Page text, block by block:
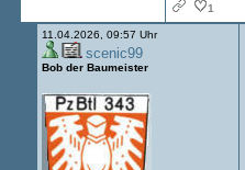
1
11.04.2026, 09:57 Uhr
scenic99
Bob der Baumeister